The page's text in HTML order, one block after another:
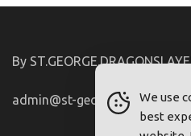
By
admin@st-george-
We use
best